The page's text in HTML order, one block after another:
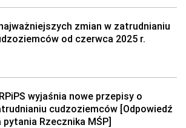
zmian w zatrudnianiu
od czerwca 2025 r.
wyjaśnia nowe przepisy o
cudzoziemców [Odpowiedź
pytania Rzecznika MŚP]